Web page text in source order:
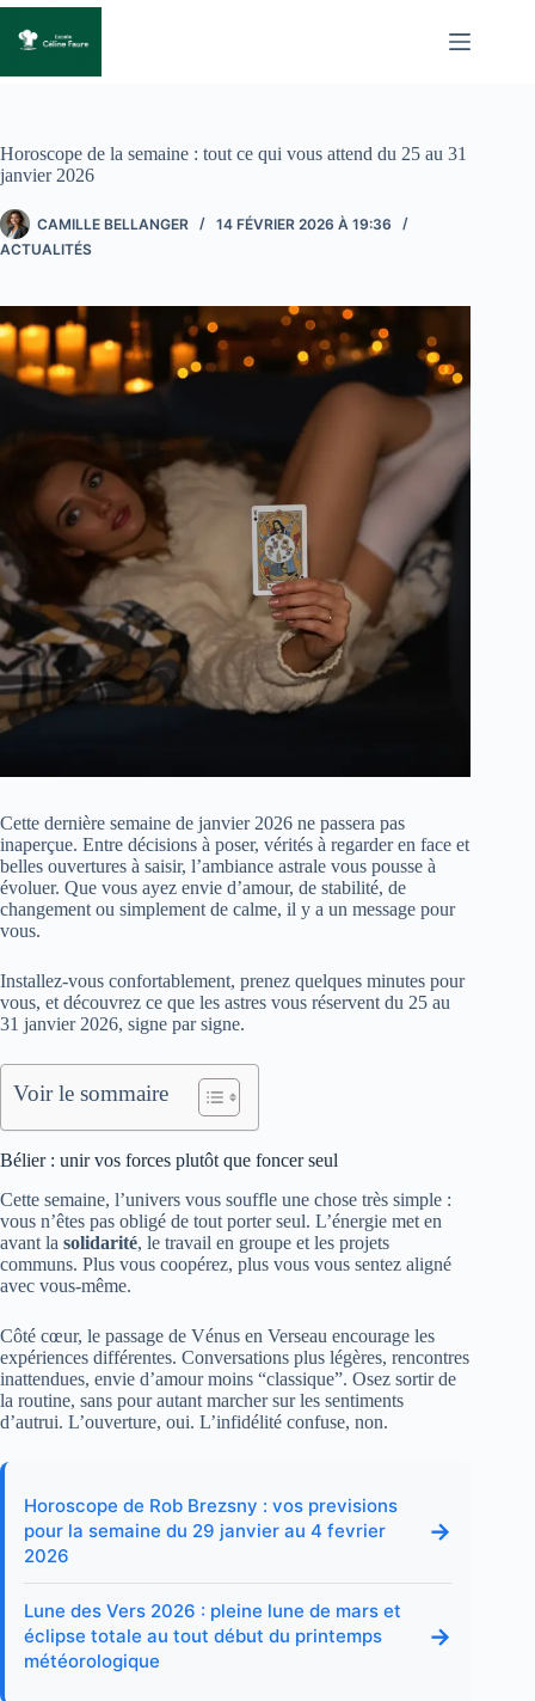
Passer
contenu
Horoscope de la semaine : tout ce qui vous attend du 25 au 31
janvier 2026
CAMILLE BELLANGER
14 FÉVRIER 2026 À 19:36
ACTUALITÉS
Cette dernière semaine de janvier 2026 ne passera pas
inaperçue. Entre décisions à poser, vérités à regarder en face et
belles ouvertures à saisir, l’ambiance astrale vous pousse à
évoluer. Que vous ayez envie d’amour, de stabilité, de
changement ou simplement de calme, il y a un message pour
vous.
Installez-vous confortablement, prenez quelques minutes pour
vous, et découvrez ce que les astres vous réservent du 25 au
31 janvier 2026, signe par signe.
Voir le sommaire
Bélier : unir vos forces plutôt que foncer seul
Cette semaine, l’univers vous souffle une chose très simple :
vous n’êtes pas obligé de tout porter seul. L’énergie met en
avant la solidarité, le travail en groupe et les projets
communs. Plus vous coopérez, plus vous vous sentez aligné
avec vous-même.
Côté cœur, le passage de Vénus en Verseau encourage les
expériences différentes. Conversations plus légères, rencontres
inattendues, envie d’amour moins “classique”. Osez sortir de
la routine, sans pour autant marcher sur les sentiments
d’autrui. L’ouverture, oui. L’infidélité confuse, non.
Horoscope de Rob Brezsny : vos previsions
pour la semaine du 29 janvier au 4 fevrier
2026
→
Lune des Vers 2026 : pleine lune de mars et
éclipse totale au tout début du printemps
météorologique
→